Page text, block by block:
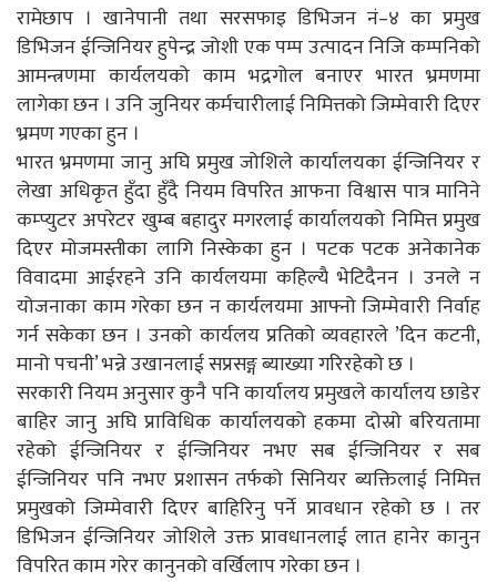
रामेछाप । खानेपानी तथा सरसफाइ डिभिजन नं–४ का प्रमुख
डिभिजन ईन्जिनियर हुपेन्द्र जोशी एक पम्प उत्पादन निजि कम्पनिको
आमन्त्रणमा कार्यलयको काम भद्रगोल बनाएर भारत भ्रमणमा
लागेका छन । उनि जुनियर कर्मचारीलाई निमित्तको जिम्मेवारी दिएर
भ्रमण गएका हुन ।
भारत भ्रमणमा जानु अघि प्रमुख जोशिले कार्यालयका ईन्जिनियर र
लेखा अधिकृत हुँदा हुँदै नियम विपरित आफना विश्वास पात्र मानिने
कम्प्युटर अपरेटर खुम्ब बहादुर मगरलाई कार्यालयको निमित्त प्रमुख
दिएर मोजमस्तीका लागि निस्केका हुन । पटक पटक अनेकानेक
विवादमा आईरहने उनि कार्यलयमा कहिल्यै भेटिदैनन । उनले न
योजनाका काम गरेका छन न कार्यलयमा आफ्नो जिम्मेवारी निर्वाह
गर्न सकेका छन । उनको कार्यलय प्रतिको व्यवहारले ’दिन कटनी,
मानो पचनी’ भन्ने उखानलाई सप्रसङ्ग ब्याख्या गरिरहेको छ ।
सरकारी नियम अनुसार कुनै पनि कार्यालय प्रमुखले कार्यालय छाडेर
बाहिर जानु अघि प्राविधिक कार्यालयको हकमा दोस्रो बरियतामा
रहेको ईन्जिनियर र ईन्जिनियर नभए सब ईन्जिनियर र सब
ईन्जिनियर पनि नभए प्रशासन तर्फको सिनियर ब्यक्तिलाई निमित्त
प्रमुखको जिम्मेवारी दिएर बाहिरिनु पर्ने प्रावधान रहेको छ । तर
डिभिजन ईन्जिनियर जोशिले उक्त प्रावधानलाई लात हानेर कानुन
विपरित काम गरेर कानुनको वर्खिलाप गरेका छन ।